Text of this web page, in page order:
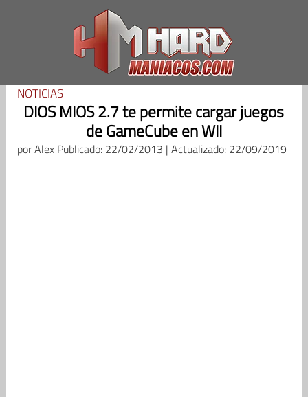
NOTICIAS
DIOS MIOS 2.7 te permite cargar juegos
de GameCube en WII
porAlex Publicado: 22/02/2013 | Actualizado: 22/09/2019